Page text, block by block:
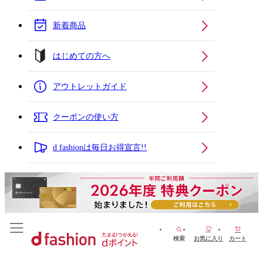
新着商品
はじめての方へ
アウトレットガイド
クーポンの使い方
d fashionは毎日お得宣言!!
検索 お気に入り カート